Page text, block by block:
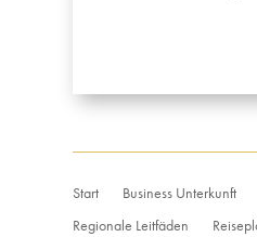
Start Business Unterkunft
Regionale Leitfäden